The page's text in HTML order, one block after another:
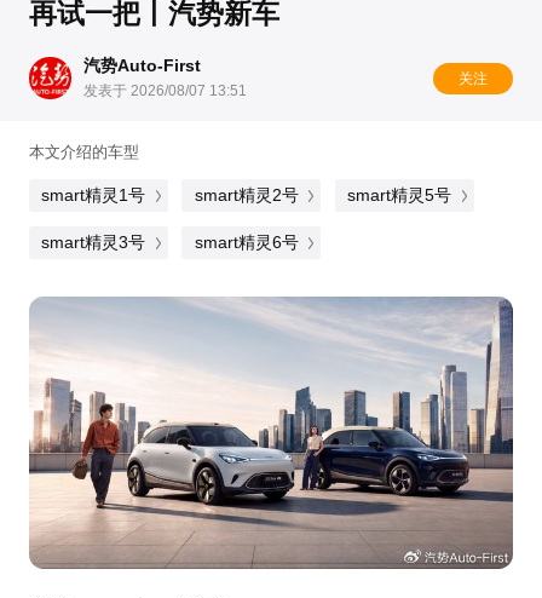
再试一把丨汽势新车
汽势Auto-First
发表于 2026/08/07 13:51
关注
本文介绍的车型
smart精灵1号 smart精灵2号 smart精灵5号
smart精灵3号 smart精灵6号